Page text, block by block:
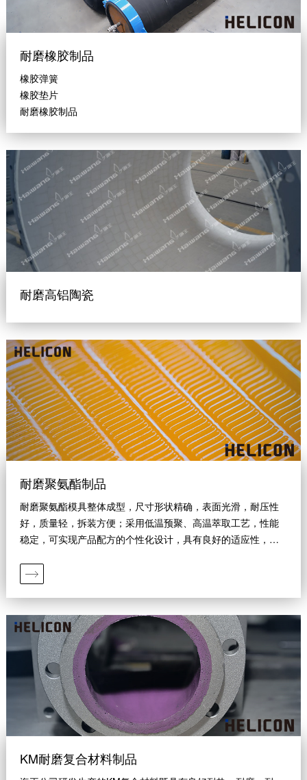
耐磨橡胶制品
橡胶弹簧
橡胶垫片
耐磨橡胶制品
耐磨高铝陶瓷
耐磨聚氨酯制品
耐磨聚氨酯模具整体成型，尺寸形状精确，表面光滑，耐压性
好，质量轻，拆装方便；采用低温预聚、高温萃取工艺，性能
稳定，可实现产品配方的个性化设计，具有良好的适应性，经
氨酯筛网等，产品标准化高，工业应用范围广。
KM耐磨复合材料制品